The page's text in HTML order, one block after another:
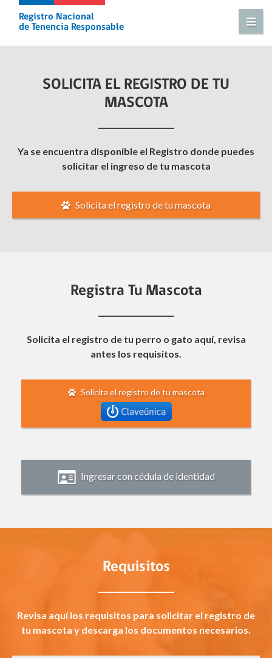
Registro Nacional
de Tenencia Responsable
SOLICITA EL REGISTRO DE TU
MASCOTA
Ya se encuentra disponible el Registro donde puedes
solicitar el ingreso de tu mascota
Solicita el registro de tu mascota
Registra Tu Mascota
Solicita el registro de tu perro o gato aquí, revisa
antes los requisitos.
Solicita el registro de tu mascota
Ingresar con cédula de identidad
Requisitos
Revisa aquí los requisitos para solicitar el registro de
tu mascota y descarga los documentos necesarios.